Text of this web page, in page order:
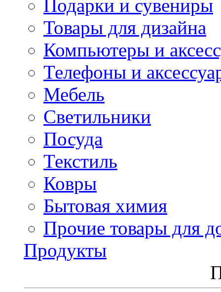
Подарки и сувениры
Товары для дизайна
Компьютеры и
Телефоны и
Мебель
Светильники
Посуда
Текстиль
Ковры
Бытовая химия
Прочие товары для
Продукты